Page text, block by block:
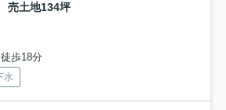
売土地134坪
歩18分
水